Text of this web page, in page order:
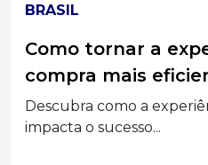
ELEIÇÕES 2026
MPT-SC divulga
condenou
e seus Dirigentes
eleitoral